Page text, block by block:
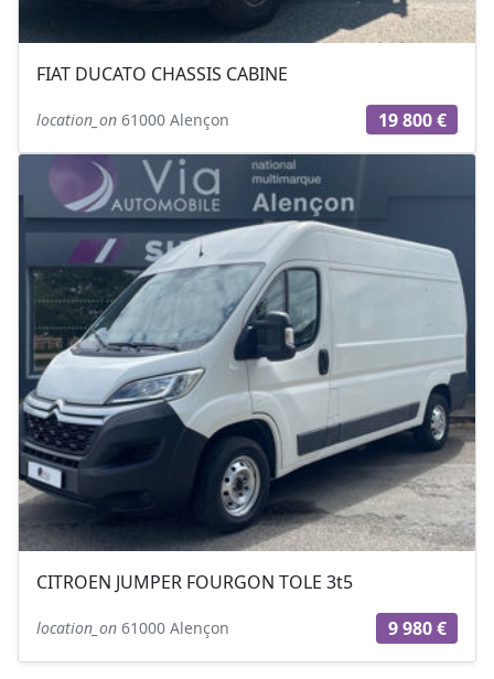
FIAT DUCATO CHASSIS CABINE
location_on 61000 Alençon 19 800 €
CITROEN JUMPER FOURGON TOLE 3t5
location_on 61000 Alençon 9 980 €